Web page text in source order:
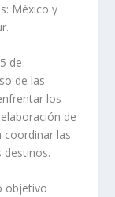
México y
de
de las
los
de
coordinar las
destinos.
objetivo